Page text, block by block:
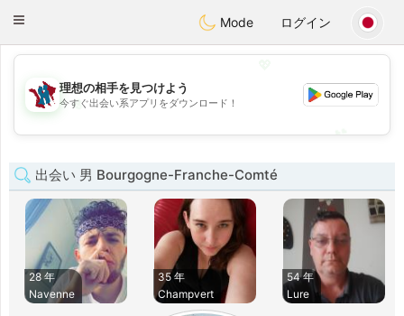
Taimerais
Toggle
Mode ログイン
💖
💕
理想の相手を見つけよう
今すぐ出会い系アプリをダウンロード！
出会い 男 Bourgogne-Franche-Comté
28 年
Navenne
35 年
Champvert
54 年
Lure